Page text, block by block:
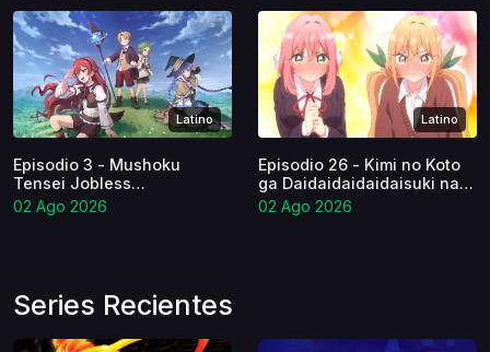
Latino
Episodio 3 - Mushoku
Tensei Jobless
Reincarnation S3 Latino
02 Ago 2026
Latino
Episodio 26 - Kimi no Koto
ga Daidaidaidaidaisuki na
100-nin no Kanojo Latino
02 Ago 2026
Series Recientes